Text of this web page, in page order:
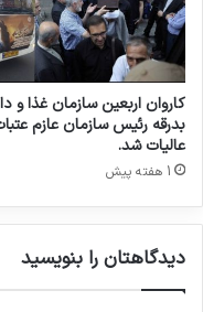
ه
ن
ی
ب
ت
و
د
کاروان اربعین سازمان غذا و
بدرقه رئیس سازمان عازم
عالیات شد.
1 هفته پیش
دیدگاهتان را بنویسید